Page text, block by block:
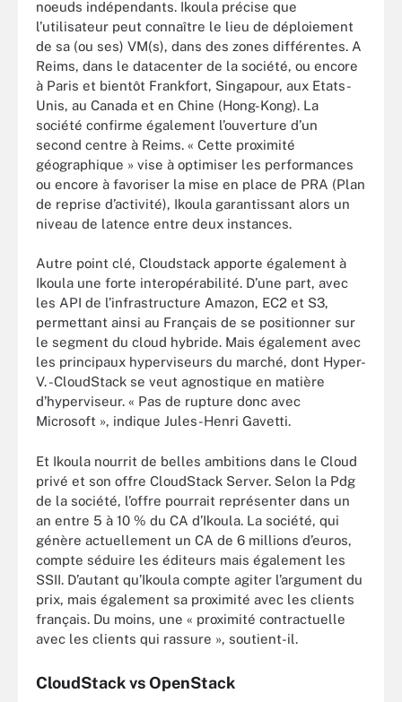
noeuds indépendants. Ikoula précise que
l’utilisateur peut connaître le lieu de déploiement
de sa (ou ses) VM(s), dans des zones différentes. A
Reims, dans le datacenter de la société, ou encore
à Paris et bientôt Frankfort, Singapour, aux Etats-
Unis, au Canada et en Chine (Hong-Kong). La
société confirme également l’ouverture d’un
second centre à Reims. « Cette proximité
géographique » vise à optimiser les performances
ou encore à favoriser la mise en place de PRA (Plan
de reprise d’activité), Ikoula garantissant alors un
niveau de latence entre deux instances.
Autre point clé, Cloudstack apporte également à
Ikoula une forte interopérabilité. D’une part, avec
les API de l’infrastructure Amazon, EC2 et S3,
permettant ainsi au Français de se positionner sur
le segment du cloud hybride. Mais également avec
les principaux hyperviseurs du marché, dont Hyper-
V. -CloudStack se veut agnostique en matière
d’hyperviseur. « Pas de rupture donc avec
Microsoft », indique Jules-Henri Gavetti.
Et Ikoula nourrit de belles ambitions dans le Cloud
privé et son offre CloudStack Server. Selon la Pdg
de la société, l’offre pourrait représenter dans un
an entre 5 à 10 % du CA d’Ikoula. La société, qui
génère actuellement un CA de 6 millions d’euros,
compte séduire les éditeurs mais également les
SSII. D’autant qu’Ikoula compte agiter l’argument du
prix, mais également sa proximité avec les clients
français. Du moins, une « proximité contractuelle
avec les clients qui rassure », soutient-il.
CloudStack vs OpenStack